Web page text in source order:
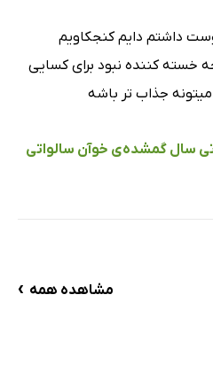
داشتم دایم کنجکاویم
خسته کننده نبود برای کسایی
جذاب تر باشه
سال گمشده‌ی خوآن سالواتی
مشاهده همه ›